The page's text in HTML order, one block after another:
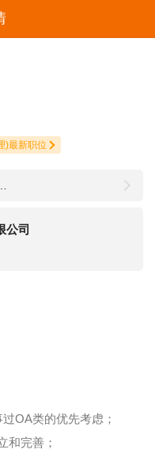
)最新职位
公司
OA类的优先考虑；
和完善；